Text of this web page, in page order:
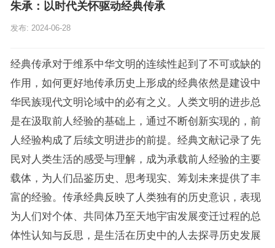
朱承：以时代关怀驱动经典传承
发布: 2024-06-28
经典传承对于维系中华文明的连续性起到了不可或缺的
作用，如何更好地传承历史上形成的经典依然是建设中
华民族现代文明论域中的必有之义。人类文明的进步总
是在汲取前人经验的基础上，通过不断创新实现的，前
人经验构成了后续文明进步的前提。经典文献记录了先
民对人类生活的感受与理解，成为承载前人经验的主要
载体，为人们品鉴历史、思考现实、筹划未来提供了丰
富的经验。传承经典反映了人类独有的历史意识，表现
为人们对个体、共同体乃至天地宇宙发展变迁过程的总
体性认知与反思，是生活在历史中的人去探寻历史发展